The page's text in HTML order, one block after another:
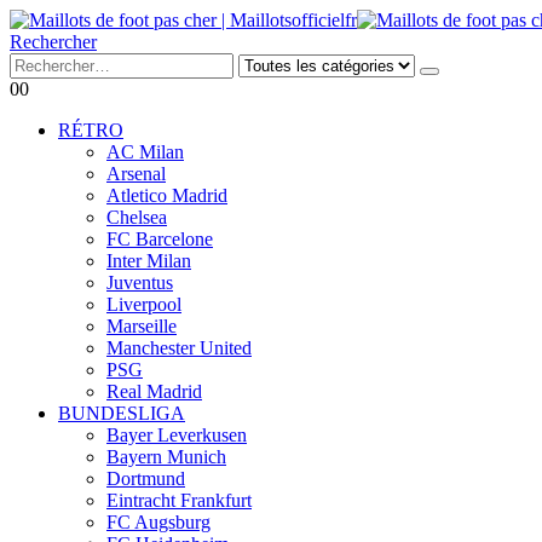
Rechercher
00
RÉTRO
AC Milan
Arsenal
Atletico Madrid
Chelsea
FC Barcelone
Inter Milan
Juventus
Liverpool
Marseille
Manchester United
PSG
Real Madrid
BUNDESLIGA
Bayer Leverkusen
Bayern Munich
Dortmund
Eintracht Frankfurt
FC Augsburg